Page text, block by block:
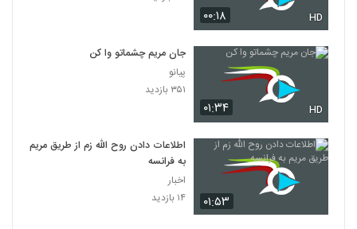
۰۰:۱۸ HD
۰۱:۳۴ HD
جان مریم چشماتو وا کن
پیانو
۳۵۱ بازدید
۰۱:۵۳
اطلاعات دادن روح الله زم از طریق مریم
به فرانسه
اخبار
۱۴ بازدید